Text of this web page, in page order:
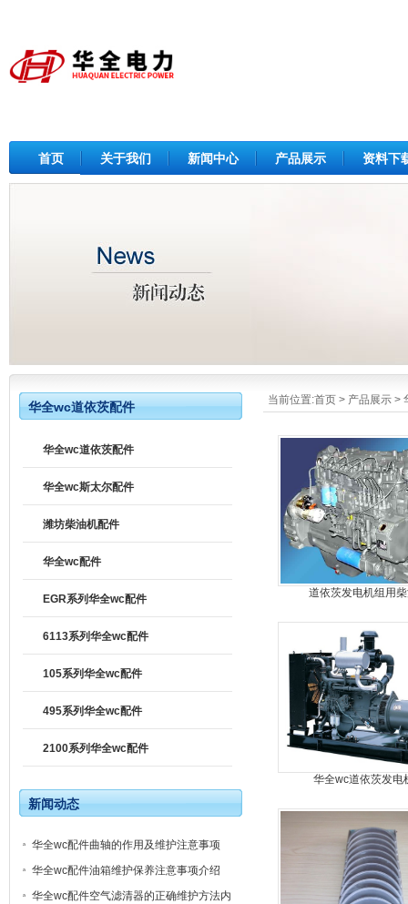
首页 关于我们 新闻中心 产品展示 资料下
当前位置:首页 > 产品展示 >
道依茨发电机组用
华全wc道依茨发电
华全wc道依茨配件
华全wc道依茨配件
华全wc斯太尔配件
潍坊柴油机配件
华全wc配件
EGR系列华全wc配件
6113系列华全wc配件
105系列华全wc配件
495系列华全wc配件
2100系列华全wc配件
新闻动态
华全wc配件曲轴的作用及维护注意事项
华全wc配件油箱维护保养注意事项介绍
华全wc配件空气滤清器的正确维护方法内